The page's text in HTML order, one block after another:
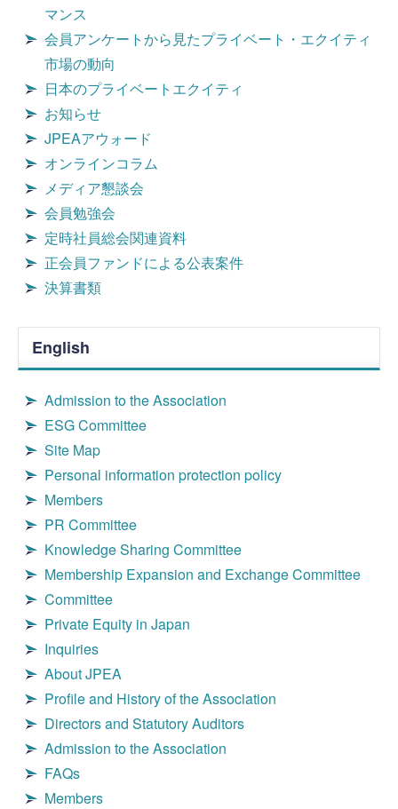
マンス
会員アンケートから見たプライベート・エクイティ
市場の動向
日本のプライベートエクイティ
お知らせ
JPEAアウォード
オンラインコラム
メディア懇談会
会員勉強会
定時社員総会関連資料
正会員ファンドによる公表案件
決算書類
English
Admission to the Association
ESG Committee
Site Map
Personal information protection policy
Members
PR Committee
Knowledge Sharing Committee
Membership Expansion and Exchange Committee
Committee
Private Equity in Japan
Inquiries
About JPEA
Profile and History of the Association
Directors and Statutory Auditors
Admission to the Association
FAQs
Members